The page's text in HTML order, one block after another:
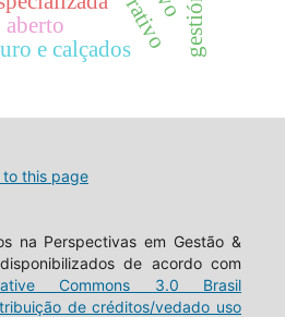
aberto
e calçados
na Perspectivas em Gestão &
de acordo com
Commons 3.0 Brasil
de créditos/vedado uso